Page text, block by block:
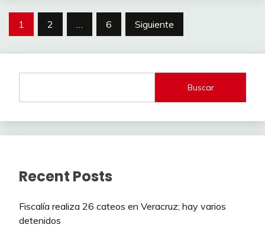
Paginación
1 2 … 6 Siguiente
Buscar
Recent Posts
Fiscalía realiza 26 cateos en Veracruz; hay varios
detenidos